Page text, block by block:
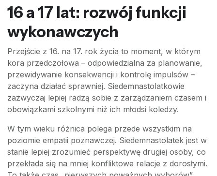
16 a 17 lat: rozwój funkcji
wykonawczych
Przejście z 16. na 17. rok życia to moment, w którym
kora przedczołowa – odpowiedzialna za planowanie,
przewidywanie konsekwencji i kontrolę impulsów –
zaczyna działać sprawniej. Siedemnastolatkowie
zazwyczaj lepiej radzą sobie z zarządzaniem czasem i
obowiązkami szkolnymi niż ich młodsi koledzy.
W tym wieku różnica polega przede wszystkim na
poziomie empatii poznawczej. Siedemnastolatek jest w
stanie lepiej zrozumieć perspektywę drugiej osoby, co
przekłada się na mniej konfliktowe relacje z dorosłymi.